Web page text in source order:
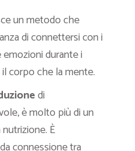
un metodo che
di connettersi con i
durante i
corpo che la mente.
di
è molto più di un
È